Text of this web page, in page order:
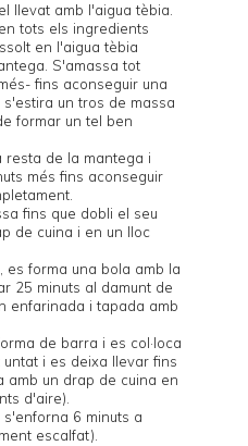
llevat amb l'aigua tèbia.
tots els ingredients
en l'aigua tèbia
S'amassa tot
fins aconseguir una
un tros de massa
formar un tel ben
resta de la mantega i
més fins aconseguir
fins que dobli el seu
de cuina i en un lloc
es forma una bola amb la
25 minuts al damunt de
enfarinada i tapada amb
de barra i es col·loca
i es deixa llevar fins
amb un drap de cuina en
d'aire).
s'enforna 6 minuts a
escalfat).